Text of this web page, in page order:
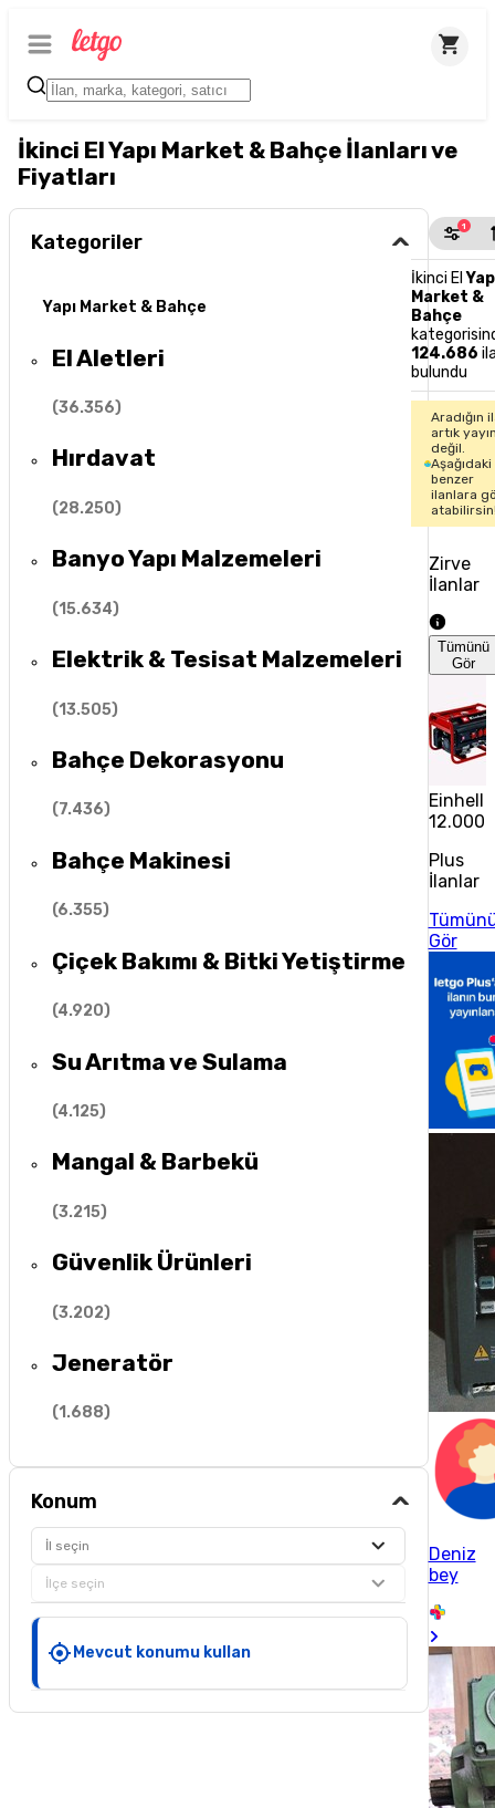
İkinci El Yapı Market & Bahçe İlanları ve
Fiyatları
Kategoriler
Yapı Market & Bahçe
El Aletleri
(36.356)
Hırdavat
(28.250)
Banyo Yapı Malzemeleri
(15.634)
Elektrik & Tesisat Malzemeleri
(13.505)
Bahçe Dekorasyonu
(7.436)
Bahçe Makinesi
(6.355)
Çiçek Bakımı & Bitki Yetiştirme
(4.920)
Su Arıtma ve Sulama
(4.125)
Mangal & Barbekü
(3.215)
Güvenlik Ürünleri
(3.202)
Jeneratör
(1.688)
Konum
İl seçin
İlçe seçin
Mevcut konumu kullan
1
İkinci El
Market &
Bahçe
124.686
bulundu
Aradığın
artık
değil.
Aşağıdaki
benzer
ilanlara
Zirve
İlanlar
Tümünü
Gör
Einhell
12.000
Plus
İlanlar
Gör
Deniz
bey